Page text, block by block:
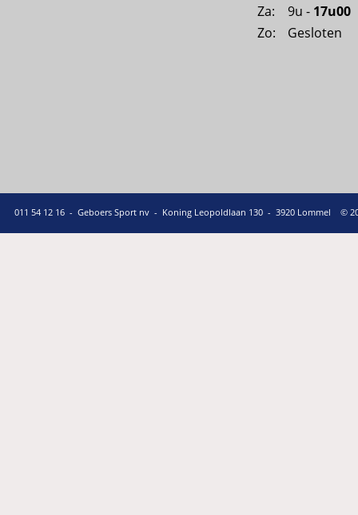
011 54 12 16  -  Geboers Sport nv  -  Koning Leopoldlaan 130  -  3920 Lommel    ©
Za:
9u - 17u00
Zo:
Gesloten